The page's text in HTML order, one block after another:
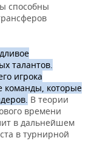
способны
талантов.
игрока
команды, которые
В теории
времени
в дальнейшем
в турнирной